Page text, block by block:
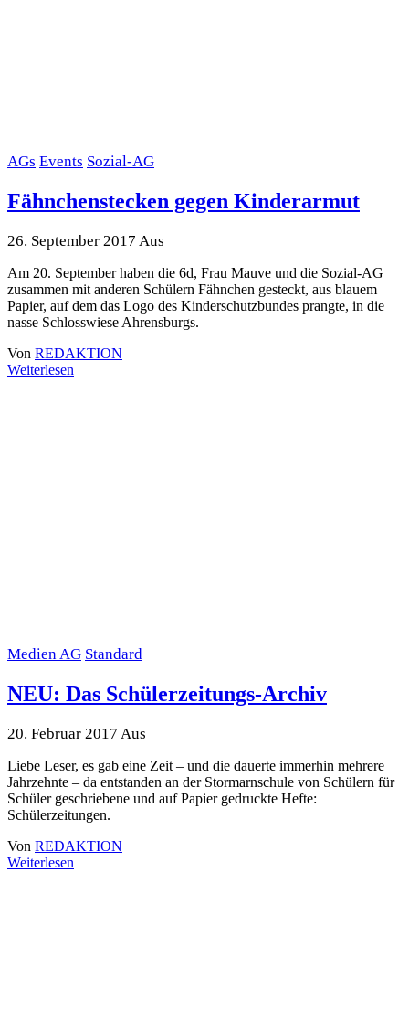
AGs Events Sozial-AG
Fähnchenstecken gegen Kinderarmut
26. September 2017 Aus
Am 20. September haben die 6d, Frau Mauve und die Sozial-AG
zusammen mit anderen Schülern Fähnchen gesteckt, aus blauem
Papier, auf dem das Logo des Kinderschutzbundes prangte, in die
nasse Schlosswiese Ahrensburgs.
Von REDAKTION
Weiterlesen
Medien AG Standard
NEU: Das Schülerzeitungs-Archiv
20. Februar 2017 Aus
Liebe Leser, es gab eine Zeit – und die dauerte immerhin mehrere
Jahrzehnte – da entstanden an der Stormarnschule von Schülern für
Schüler geschriebene und auf Papier gedruckte Hefte:
Schülerzeitungen.
Von REDAKTION
Weiterlesen